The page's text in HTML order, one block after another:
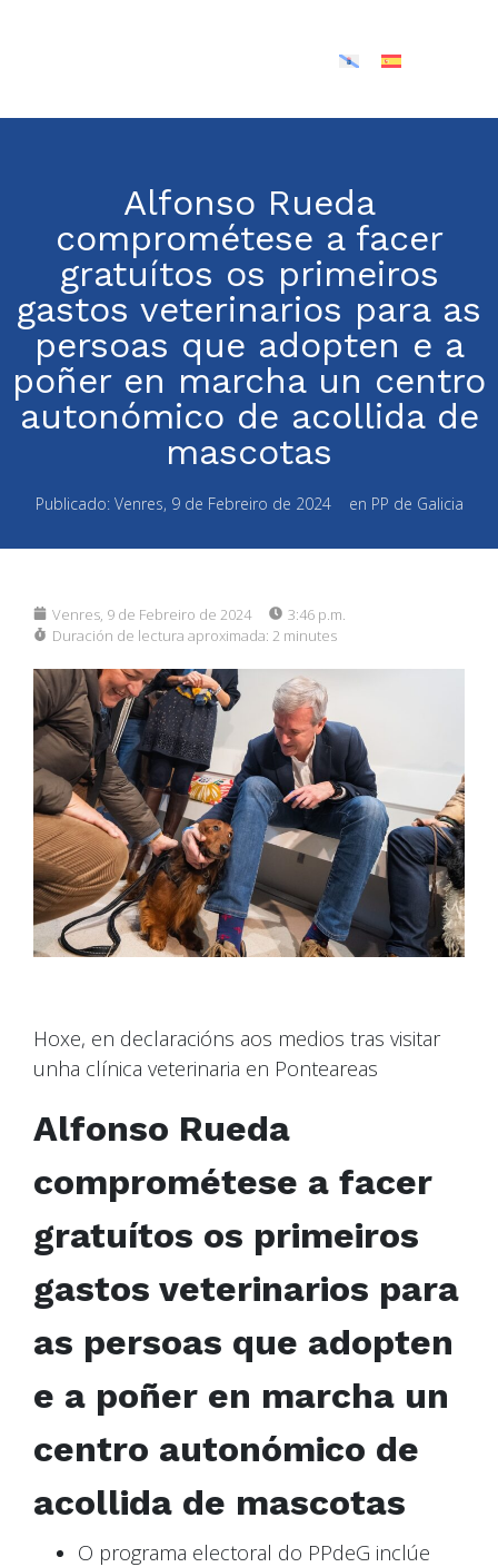
Alfonso Rueda
comprométese a facer
gratuítos os primeiros
gastos veterinarios para as
persoas que adopten e a
poñer en marcha un centro
autonómico de acollida de
mascotas
Publicado: Venres, 9 de Febreiro de 2024 en PP de Galicia
Venres, 9 de Febreiro de 2024
3:46 p.m.
Duración de lectura aproximada: 2 minutes
Hoxe, en declaracións aos medios tras visitar
unha clínica veterinaria en Ponteareas
Alfonso Rueda
comprométese a facer
gratuítos os primeiros
gastos veterinarios para
as persoas que adopten
e a poñer en marcha un
centro autonómico de
acollida de mascotas
O programa electoral do PPdeG inclúe